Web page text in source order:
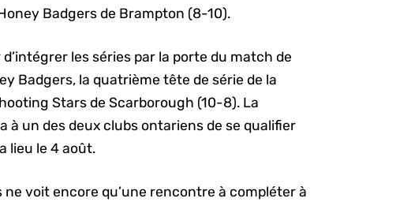
Badgers de Brampton (8-10).
les séries par la porte du match de
Badgers, la quatrième tête de série de la
Stars de Scarborough (10-8). La
un des deux clubs ontariens de se qualifier
lieu le 4 août.
voit encore qu’une rencontre à compléter à